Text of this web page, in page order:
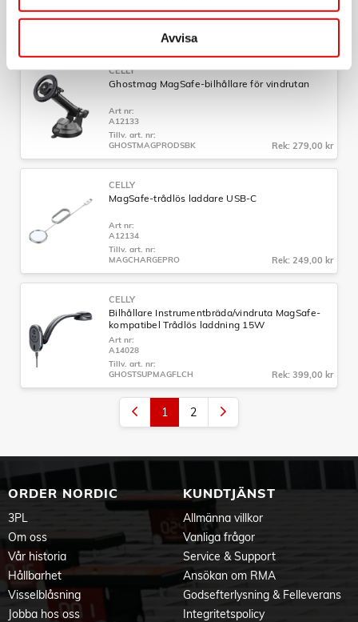
Avvisa
Tillv. art. nr:
MAGCHARGEPROQI2
CELLY
Ghostmag MagSafe-bilhållare för vindrutan
Art nr:
A12133
Tillv. art. nr:
GHOSTMAGPRODSBK
Rek: 279,00 kr
CELLY
MagSafe-trådlös laddare USB-C
Art nr:
A12134
Tillv. art. nr:
MAGCHARGEPRO
Rek: 249,00 kr
CELLY
Bilhållare Instrumentbräda/vindruta MagSafe-
kompatibel Trådlös laddning 15W
Art nr:
A14028
Tillv. art. nr:
GHOSTSUPMAGFLCH
Rek: 399,00 kr
1 2
ORDER NORDIC
3PL
Om oss
Vår historia
Hållbarhet
Visselblåsning
Jobba hos oss
KUNDTJÄNST
Allmänna villkor
Vanliga frågor
Service & Support
Ansökan om RMA
Godsefterlysning & Felleverans
Integritetspolicy